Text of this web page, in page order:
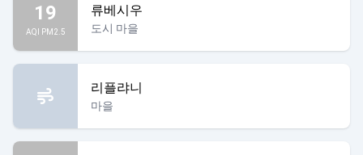
19
AQI PM2.5
류베시우
도시 마을
리플랴니
마을